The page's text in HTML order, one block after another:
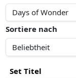
Sortiere nach
Set Titel